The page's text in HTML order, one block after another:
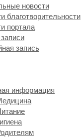
новости
благотворительности
портала
запись
информация